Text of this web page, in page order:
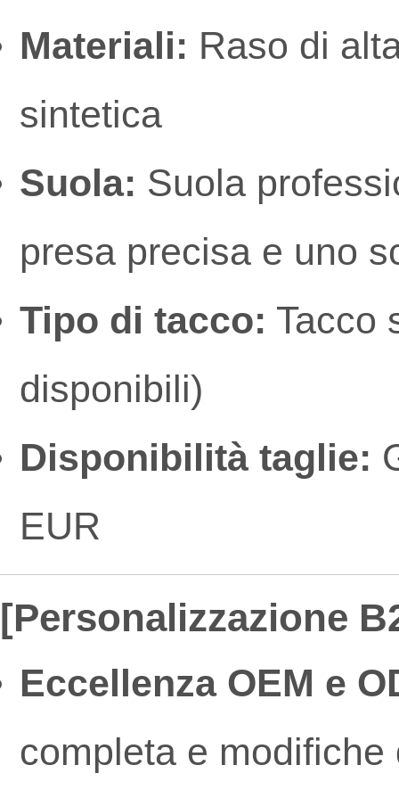
Materiali: Raso di
sintetica
Suola: Suola
presa precisa e uno
Tipo di tacco: Tacco
disponibili)
Disponibilità taglie:
EUR
[Personalizzazione
Eccellenza OEM e
completa e